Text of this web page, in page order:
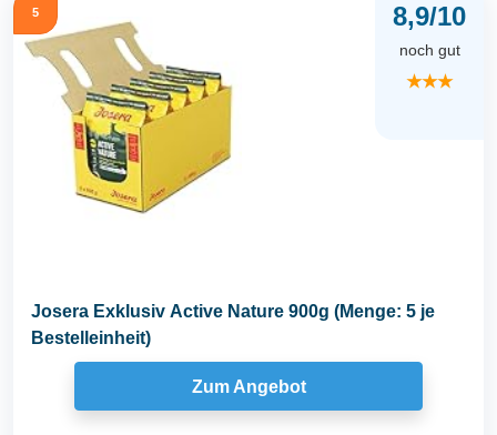
5 8,9/10
noch gut
★★★
Josera Exklusiv Active Nature 900g (Menge: 5 je
Bestelleinheit)
Zum Angebot